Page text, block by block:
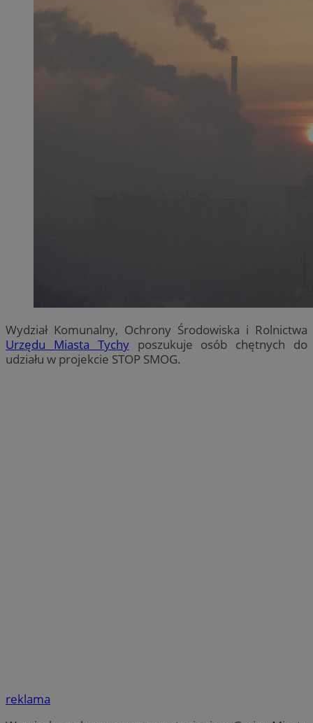
Wydział Komunalny, Ochrony Środowiska i Rolnictwa
Urzędu Miasta Tychyposzukuje osób chętnych do
udziału w projekcie STOP SMOG.
reklama